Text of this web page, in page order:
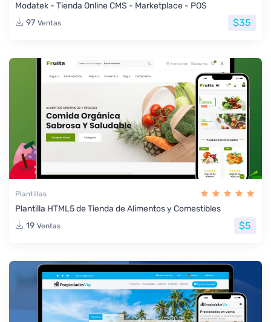
Modatek - Tienda Online CMS - Marketplace - POS
97 Ventas $35
Plantillas
Plantilla HTML5 de Tienda de Alimentos y Comestibles
19 Ventas $5